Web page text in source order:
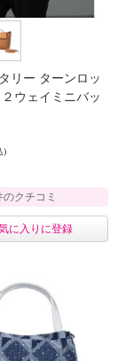
リー ターンロッ
ウェイミニバッ
)
のクチコミ
に入りに登録